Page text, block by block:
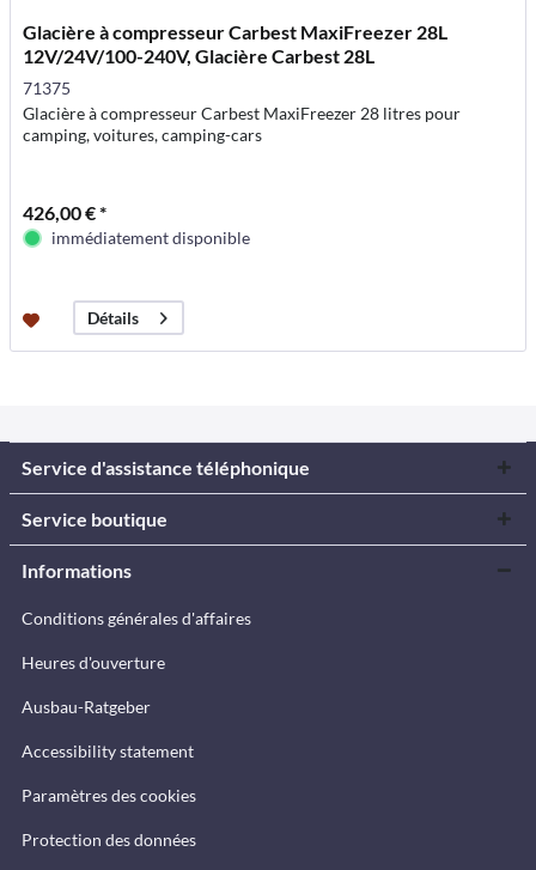
Glacière à compresseur Carbest MaxiFreezer 28L
12V/24V/100-240V, Glacière Carbest 28L
71375
Glacière à compresseur Carbest MaxiFreezer 28 litres pour
camping, voitures, camping-cars
426,00 € *
immédiatement disponible
Détails
Service d'assistance téléphonique
Service boutique
Informations
Conditions générales d'affaires
Heures d'ouverture
Ausbau-Ratgeber
Accessibility statement
Paramètres des cookies
Protection des données